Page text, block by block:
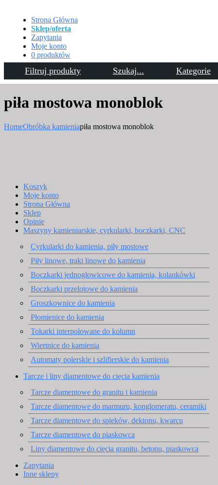
Filtruj produkty Szukaj... Kategorie
Strona Główna
Sklep/oferta
Zapytania
Moje konto
0 produktów
Kontakt
piła mostowa monoblok
HomeObróbka kamieniapiła mostowa monoblok
Koszyk
Moje konto
Strona Główna
Sklep
Opinie
Maszyny kamieniarskie, cyrkularki, boczkarki, CNC
Cyrkularki do kamienia, piły mostowe
Piły linowe, traki linowe do kamienia
Boczkarki jednogłowicowe do kamienia, kolankówki
Boczkarki przelotowe do kamienia
Groszkownice do kamienia
Płomienice do kamienia
Tokarki interpolowane do kolumn
Wiertnice do kamienia
Automaty polerskie i szlifierskie do kamienia
Tarcze i liny diamentowe do cięcia kamienia
Tarcze diamentowe do granitu i kamienia
Tarcze diamentowe do marmuru, konglomeratu, ceramiki
Tarcze diamentowe do spieków, dektonu, kwarcu
Tarcze diamentowe do piaskowca
Liny diamentowe do cięcia granitu, betonu, piaskowca
Zapytania
Inne sklepy